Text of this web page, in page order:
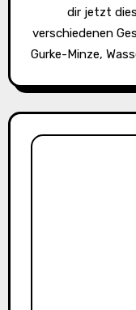
dir jetzt
verschiedenen
Gurke-Minze,